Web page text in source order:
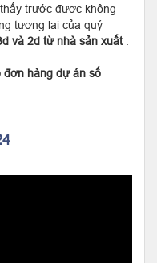
trước được không
tương lai của quý
và 2d từ nhà sản xuất:
đơn hàng dự án số